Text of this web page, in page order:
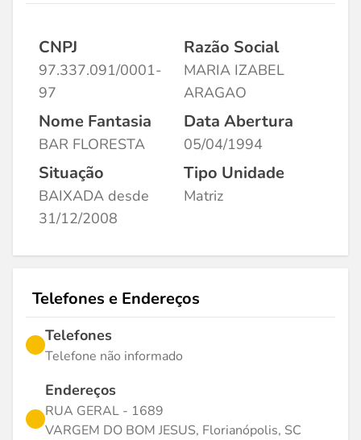
CNPJ
97.337.091/0001-
97
Razão Social
MARIA IZABEL
ARAGAO
Nome Fantasia
BAR FLORESTA
Data Abertura
05/04/1994
Situação
BAIXADA desde
31/12/2008
Tipo Unidade
Matriz
Telefones e Endereços
Telefones
Telefone não informado
Endereços
RUA GERAL - 1689
VARGEM DO BOM JESUS, Florianópolis, SC